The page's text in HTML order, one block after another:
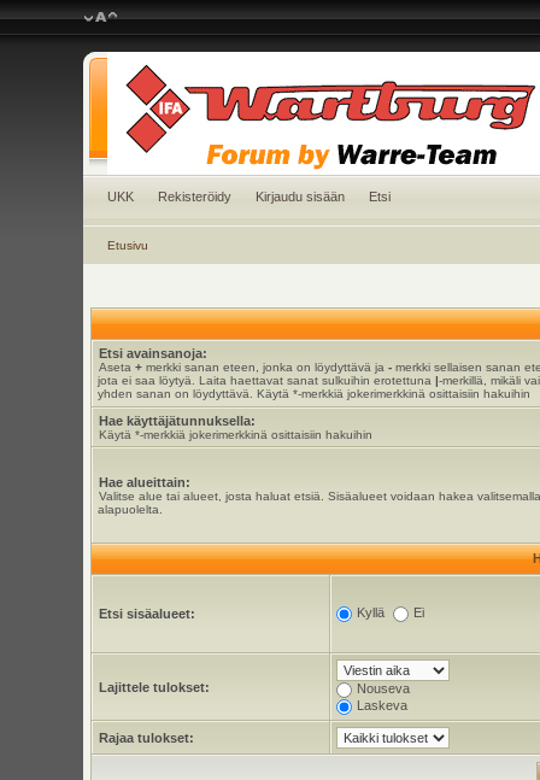
UKK Rekisteröidy Kirjaudu sisään Etsi
Etusivu
Etsi avainsanoja:
Aseta +merkki sanan eteen, jonka on löydyttävä ja -merkki sellaisen sanan
jota ei saa löytyä. Laita haettavat sanat sulkuihin erotettuna |-merkillä, mikäli
yhden sanan on löydyttävä. Käytä *-merkkiä jokerimerkkinä osittaisiin hakuihin
Hae käyttäjätunnuksella:
Käytä *-merkkiä jokerimerkkinä osittaisiin hakuihin
Hae alueittain:
Valitse alue tai alueet, josta haluat etsiä. Sisäalueet voidaan hakea
alapuolelta.
Etsi sisäalueet: Kyllä Ei
Lajittele tulokset:
Nouseva
Laskeva
Rajaa tulokset: